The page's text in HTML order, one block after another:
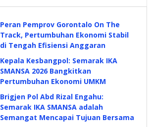
Peran Pemprov Gorontalo On The
Track, Pertumbuhan Ekonomi Stabil
di Tengah Efisiensi Anggaran
Kepala Kesbangpol: Semarak IKA
SMANSA 2026 Bangkitkan
Pertumbuhan Ekonomi UMKM
Brigjen Pol Abd Rizal Engahu:
Semarak IKA SMANSA adalah
Semangat Mencapai Tujuan Bersama